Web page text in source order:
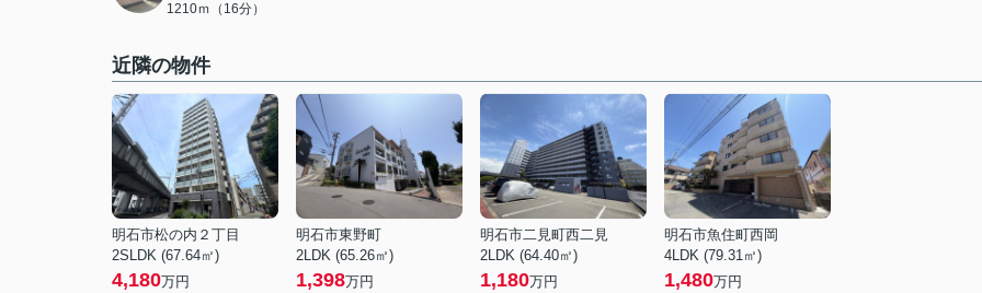
1210ｍ（16分）
近隣の物件
明石市松の内２丁目
2SLDK (67.64㎡)
4,180万円
明石市東野町
2LDK (65.26㎡)
1,398万円
明石市二見町西二見
2LDK (64.40㎡)
1,180万円
明石市魚住町西岡
4LDK (79.31㎡)
1,480万円